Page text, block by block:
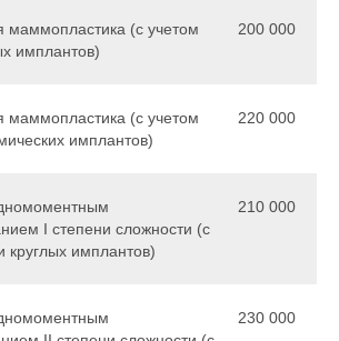
маммопластика (с учетом
имплантов)
200 000
маммопластика (с учетом
имплантов)
220 000
I степени сложности (с
круглых имплантов)
210 000
230 000